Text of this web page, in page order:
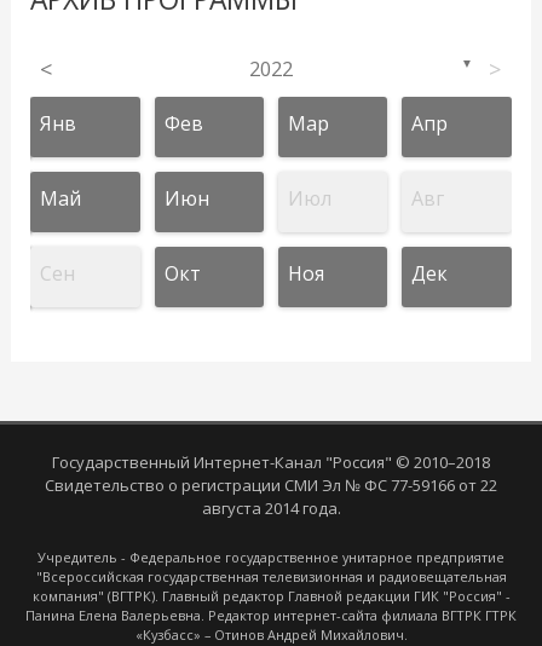
< 2022 ▼ >
Янв Фев Мар Апр
Май Июн Июл Авг
Сен Окт Ноя Дек
Государственный Интернет-Канал "Россия" © 2010–2018
Свидетельство о регистрации СМИ Эл № ФС 77-59166 от 22
августа 2014 года.
Учредитель - Федеральное государственное унитарное предприятие
"Всероссийская государственная телевизионная и радиовещательная
компания" (ВГТРК). Главный редактор Главной редакции ГИК "Россия" -
Панина Елена Валерьевна. Редактор интернет-сайта филиала ВГТРК ГТРК
«Кузбасс» – Отинов Андрей Михайлович.